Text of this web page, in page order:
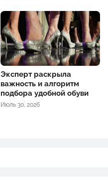
Эксперт раскрыла
важность и алгоритм
подбора удобной обуви
Июль 30, 2026